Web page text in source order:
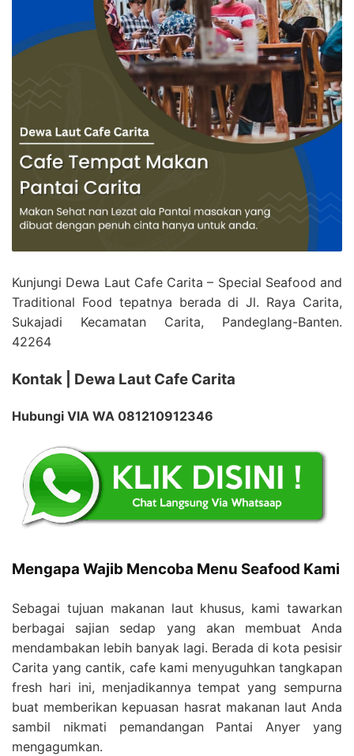
Kunjungi Dewa Laut Cafe Carita – Special Seafood and
Traditional Food tepatnya berada di Jl. Raya Carita,
Sukajadi Kecamatan Carita, Pandeglang-Banten.
42264
Kontak | Dewa Laut Cafe Carita
Hubungi VIA WA 081210912346
Mengapa Wajib Mencoba Menu Seafood Kami
Sebagai tujuan makanan laut khusus, kami tawarkan
berbagai sajian sedap yang akan membuat Anda
mendambakan lebih banyak lagi. Berada di kota pesisir
Carita yang cantik, cafe kami menyuguhkan tangkapan
fresh hari ini, menjadikannya tempat yang sempurna
buat memberikan kepuasan hasrat makanan laut Anda
sambil nikmati pemandangan Pantai Anyer yang
mengagumkan.